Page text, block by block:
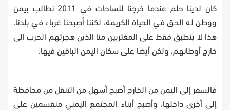
كان لدينا حلم عندما خرجنا للساحات في 2011 نطالب بيمن
ووطن له الحق في الحياة الكريمة، لكننا أصبحنا غرباء في بلدنا.
هذا لا ينطبق فقط على المغتربين منا الذين هجرتهم الحرب الى
خارج أوطانهم، ولكن أيضا على سكان اليمن الباقين فيها.
فالسفر إلى اليمن من الخارج أصبح أسهل من التنقل من محافظة
إلى أخرى داخلها، وأصبح أبناء المجتمع اليمني منقسمين على